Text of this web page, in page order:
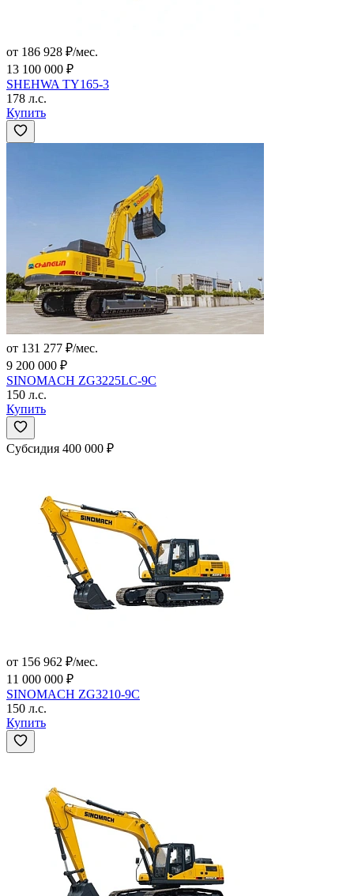
от 186 928 ₽/мес.
13 100 000 ₽
SHEHWA TY165-3
178 л.с.
Купить
от 131 277 ₽/мес.
9 200 000 ₽
SINOMACH ZG3225LC-9C
150 л.с.
Купить
Субсидия 400 000 ₽
от 156 962 ₽/мес.
11 000 000 ₽
SINOMACH ZG3210-9C
150 л.с.
Купить